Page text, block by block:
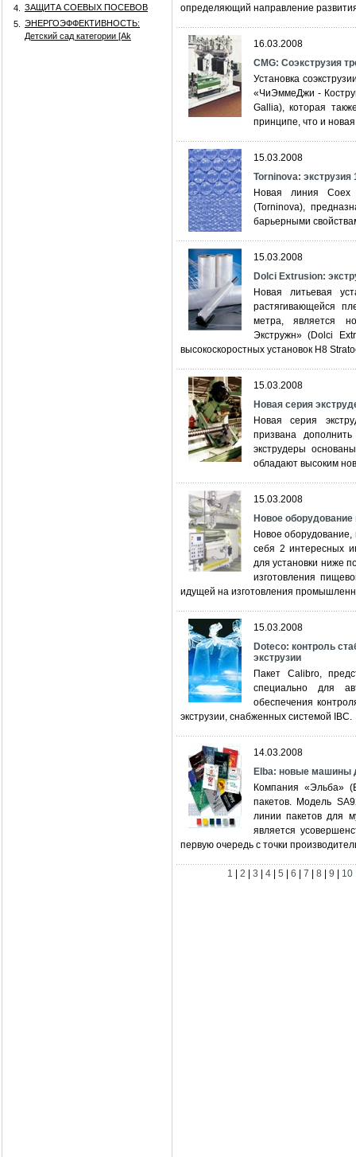
4.
ЗАЩИТА СОЕВЫХ ПОСЕВОВ
5.
ЭНЕРГОЭФФЕКТИВНОСТЬ:
Детский сад категории [Аk
определяющий направление
16.03.2008
CMG: Соэкструзия
Установка
«ЧиЭммеДжи -
Gallia), которая
принципе, что и
15.03.2008
Torninova:
Новая линия Соех
(Torninova),
барьерными
15.03.2008
Dolci Extrusion:
Новая литьевая
растягивающейся
метра, является
Экстружн» (Dolci
высокоскоростных установок Н8
15.03.2008
Новая серия
Новая серия
призвана
экструдеры
обладают высоким
15.03.2008
Новое
Новое
себя 2 интересных
для установки ниже
изготовления
идущей на изготовления
15.03.2008
Doteco: контроль
экструзии
Пакет Calibro,
специально для
обеспечения
экструзии, снабженных системой IBC.
14.03.2008
Elba: новые машины
Компания «Эльба»
пакетов. Модель
линии пакетов для
является
первую очередь с точки
1 |2 |3 |4 |5 |6 |7 |8 |9 10